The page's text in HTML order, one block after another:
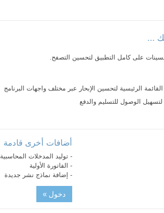
...
على كامل التطبيق لتحسين التصفح.
الرئيسية لتحسين الإبحار عبر مختلف واجهات البرنامج
الوصول للتسليم والدفع
أضافات أخرى قادمة
- توليد المدخلات المحاسبية
- الفاتورة الأولية
- إضافة نماذج نشر جديدة
دخول »